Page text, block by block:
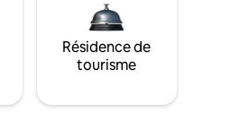
Résidence de
tourisme